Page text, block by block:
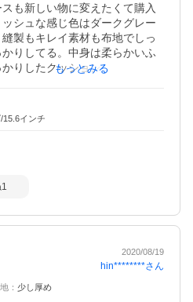
も新しい物に変えたくて購入
シュな感じ色はダークグレー
製もキレイ素材も布地でしっ
りしてる。中身は柔らかいふ
りしたクッション素材が入っ
すね。お値段も安くていい買
もっとみる
15.6インチ
1
2020/08/19
hin********さん
： 少し厚め